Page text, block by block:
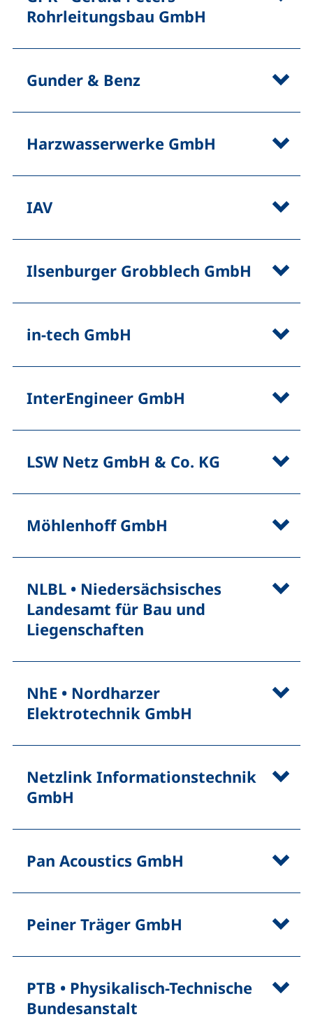
Rohrleitungsbau GmbH
Gunder & Benz
Harzwasserwerke GmbH
IAV
Ilsenburger Grobblech GmbH
in-tech GmbH
InterEngineer GmbH
LSW Netz GmbH & Co. KG
Möhlenhoff GmbH
NLBL • Niedersächsisches
Landesamt für Bau und
Liegenschaften
NhE • Nordharzer
Elektrotechnik GmbH
Netzlink Informationstechnik
GmbH
Pan Acoustics GmbH
Peiner Träger GmbH
PTB • Physikalisch-Technische
Bundesanstalt